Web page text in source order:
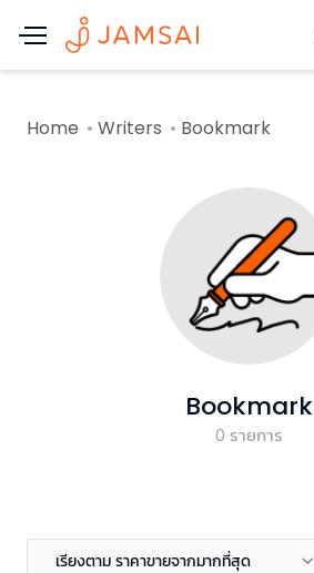
Home Writers Bookmark
Bookmark
0 รายการ
เรียงตาม ราคาขายจากมากที่สุด